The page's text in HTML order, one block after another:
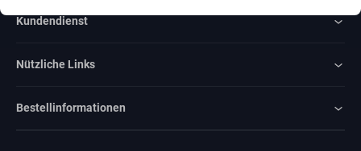
Kundendienst
Nützliche Links
Bestellinformationen